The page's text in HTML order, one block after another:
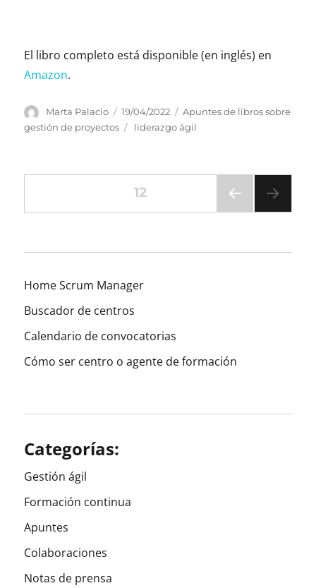
El libro completo está disponible (en inglés) en
Amazon.
Autor
Marta Palacio
Publicado
el
19/04/2022 Categorías
Apuntes de libros sobre
gestión de proyectos
Etiquetas
liderazgo ágil
Paginación
entradas
PÁGINA12
Home Scrum Manager
Buscador de centros
Calendario de convocatorias
Cómo ser centro o agente de formación
Categorías:
Gestión ágil
Formación continua
Apuntes
Colaboraciones
Notas de prensa